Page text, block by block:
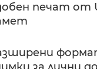
печат от